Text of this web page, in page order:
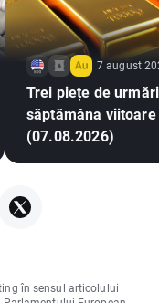
7 august
Trei piețe de
săptămâna viitoare
(07.08.2026)
în sensul articolului